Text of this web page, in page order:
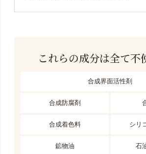
これらの成分は全て不
合成界面活性剤
合成防腐剤
合成着色料 シリ
鉱物油 石